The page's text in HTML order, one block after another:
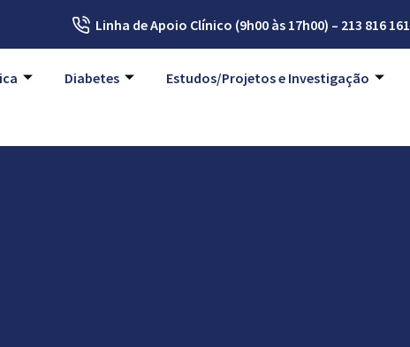
Linha de Apoio Clínico (9h00 às 17h00) – 213 816 161
Diabetes Estudos/Projetos e Investigação